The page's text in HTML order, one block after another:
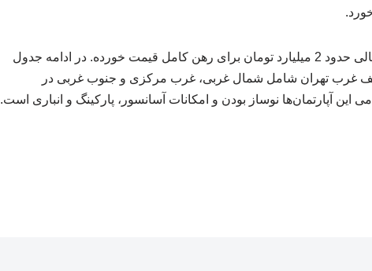
از سوی دیگر، یک فایل 200 متری در شهران شمالی حدود 2 میلیارد تومان برای رهن کامل قیمت خورده. در ادامه جدول
غرب تهران شامل شمال غربی، غرب مرکزی و جنوب غربی در
آپارتمان‌ها نوساز بودن و امکانات آسانسور، پارکینگ و انباری است.